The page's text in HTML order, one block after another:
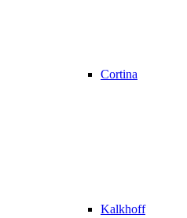
Cortina
Kalkhoff